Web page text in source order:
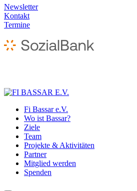
Newsletter
Kontakt
Termine
Fi Bassar e.V.
Wo ist Bassar?
Ziele
Team
Projekte & Aktivitäten
Partner
Mitglied werden
Spenden